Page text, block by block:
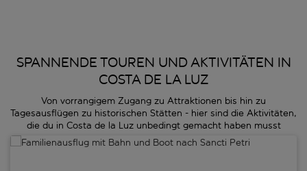
SPANNENDE TOUREN UND AKTIVITÄTEN IN
COSTA DE LA LUZ
Von vorrangigem Zugang zu Attraktionen bis hin zu
Tagesausflügen zu historischen Stätten - hier sind die Aktivitäten,
die du in Costa de la Luz unbedingt gemacht haben musst
Familienausflug mit Bahn und Boot nach Sancti Petri